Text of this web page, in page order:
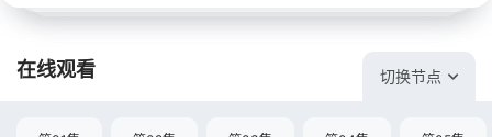
在线观看 切换节点